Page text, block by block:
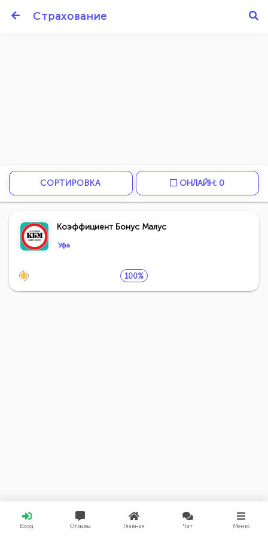
Страхование
Вход Отзывы Главная Чат Меню
СОРТИРОВКА ОНЛАЙН: 0
Коэффициент Бонус Малус
Уфа
100%